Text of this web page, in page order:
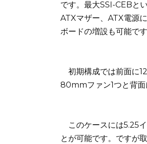
です。最大SSI-CEBと
ATXマザー、ATX電源
ボードの増設も可能です
初期構成では前面に
80mmファン1つと背面
このケースには5.25
とが可能です。ですが